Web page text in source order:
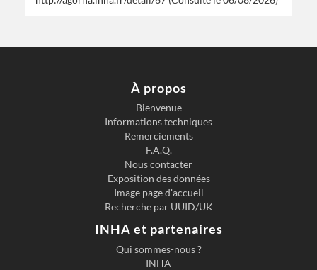
À propos
Bienvenue
Informations techniques
Remerciements
F.A.Q.
Nous contacter
Exposition des données
Image page d'accueil
Recherche par UUID/UK
INHA et partenaires
Qui sommes-nous ?
INHA